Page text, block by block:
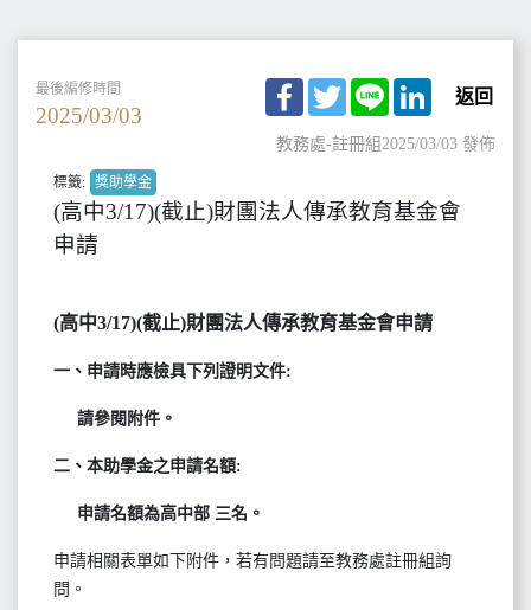
最後編修時間
2025/03/03
Facebook
TwitterLine LinkedIn
返回
教務處-註冊組2025/03/03 發佈
標籤: 獎助學金
(高中3/17)(截止)財團法人傳承教育基金會
申請
(高中3/17)(截止)財團法人傳承教育基金會申請
一、申請時應檢具下列證明文件:
請參閱附件。
二、本助學金之申請名額:
申請名額為高中部 三名。
申請相關表單如下附件，若有問題請至教務處註冊組詢
問。